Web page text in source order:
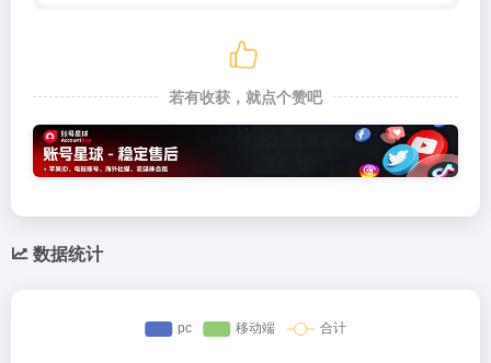
若有收获，就点个赞吧
数据统计